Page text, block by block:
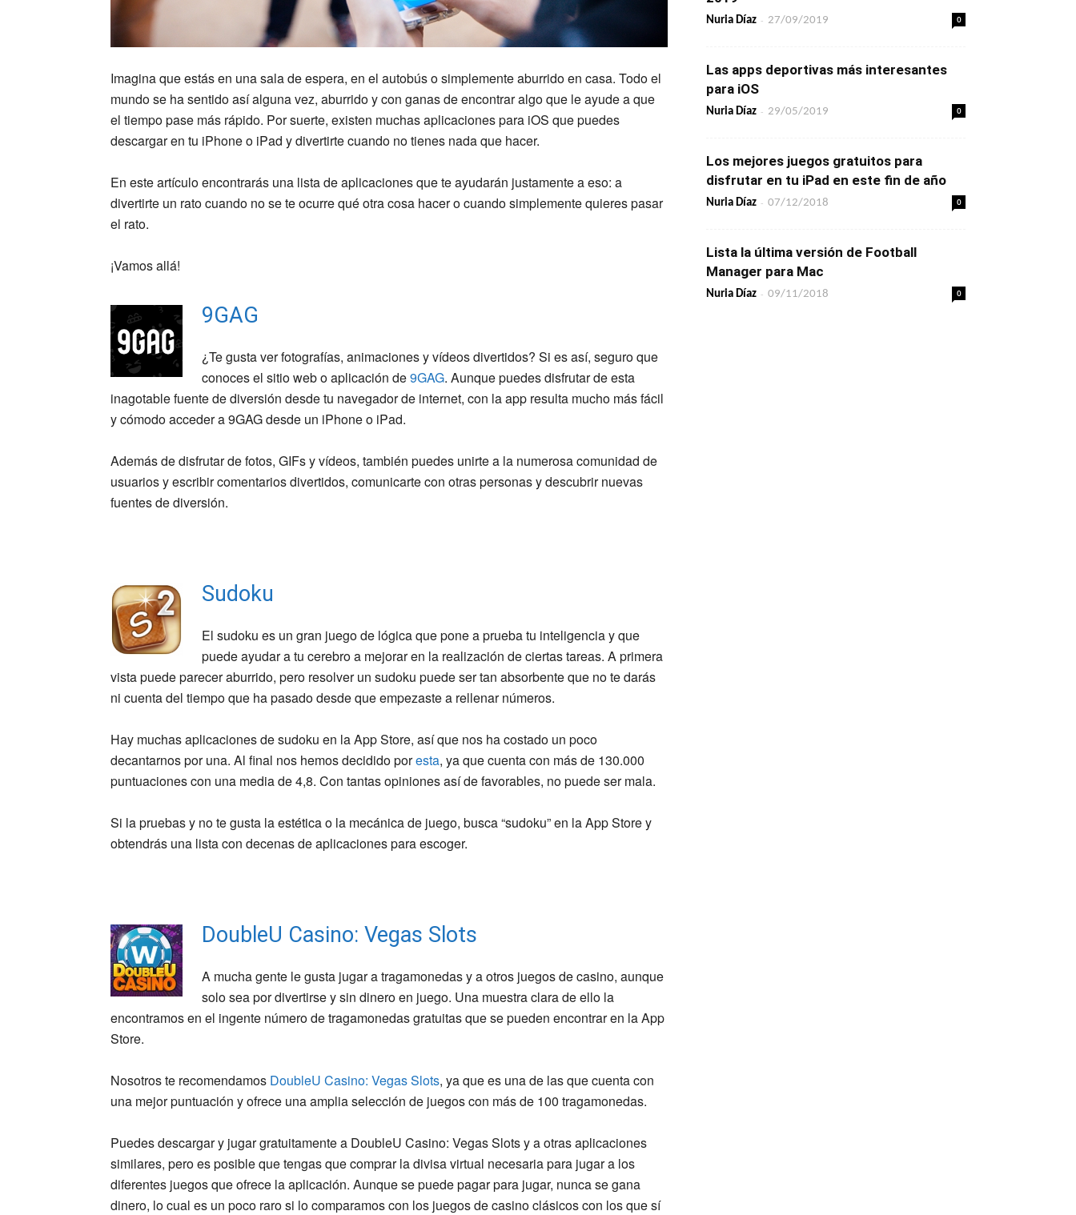
Imagina que estás en una sala de espera, en el autobús o simplemente aburrido en casa. Todo el
mundo se ha sentido así alguna vez, aburrido y con ganas de encontrar algo que le ayude a que
el tiempo pase más rápido. Por suerte, existen muchas aplicaciones para iOS que puedes
descargar en tu iPhone o iPad y divertirte cuando no tienes nada que hacer.
En este artículo encontrarás una lista de aplicaciones que te ayudarán justamente a eso: a
divertirte un rato cuando no se te ocurre qué otra cosa hacer o cuando simplemente quieres pasar
el rato.
¡Vamos allá!
9GAG
¿Te gusta ver fotografías, animaciones y vídeos divertidos? Si es así, seguro que
conoces el sitio web o aplicación de9GAG. Aunque puedes disfrutar de esta
inagotable fuente de diversión desde tu navegador de internet, con la app resulta mucho más fácil
y cómodo acceder a 9GAG desde un iPhone o iPad.
Además de disfrutar de fotos, GIFs y vídeos, también puedes unirte a la numerosa comunidad de
usuarios y escribir comentarios divertidos, comunicarte con otras personas y descubrir nuevas
fuentes de diversión.
Sudoku
El sudoku es un gran juego de lógica que pone a prueba tu inteligencia y que
puede ayudar a tu cerebro a mejorar en la realización de ciertas tareas. A primera
vista puede parecer aburrido, pero resolver un sudoku puede ser tan absorbente que no te darás
ni cuenta del tiempo que ha pasado desde que empezaste a rellenar números.
Hay muchas aplicaciones de sudoku en la App Store, así que nos ha costado un poco
decantarnos por una. Al final nos hemos decidido poresta, ya que cuenta con más de 130.000
puntuaciones con una media de 4,8. Con tantas opiniones así de favorables, no puede ser mala.
Si la pruebas y no te gusta la estética o la mecánica de juego, busca “sudoku” en la App Store y
obtendrás una lista con decenas de aplicaciones para escoger.
DoubleU Casino: Vegas Slots
A mucha gente le gusta jugar a tragamonedas y a otros juegos de casino, aunque
solo sea por divertirse y sin dinero en juego. Una muestra clara de ello la
encontramos en el ingente número de tragamonedas gratuitas que se pueden encontrar en la App
Store.
Nosotros te recomendamos DoubleU Casino: Vegas Slots, ya que es una de las que cuenta con
una mejor puntuación y ofrece una amplia selección de juegos con más de 100 tragamonedas.
Puedes descargar y jugar gratuitamente a DoubleU Casino: Vegas Slots y a otras aplicaciones
similares, pero es posible que tengas que comprar la divisa virtual necesaria para jugar a los
diferentes juegos que ofrece la aplicación. Aunque se puede pagar para jugar, nunca se gana
dinero, lo cual es un poco raro si lo comparamos con los juegos de casino clásicos con los que sí
Nuria Díaz - 27/09/2019 0
Las apps deportivas más interesantes
para iOS
Nuria Díaz - 29/05/2019 0
Los mejores juegos gratuitos para
disfrutar en tu iPad en este fin de año
Nuria Díaz - 07/12/2018 0
Lista la última versión de Football
Manager para Mac
Nuria Díaz - 09/11/2018 0